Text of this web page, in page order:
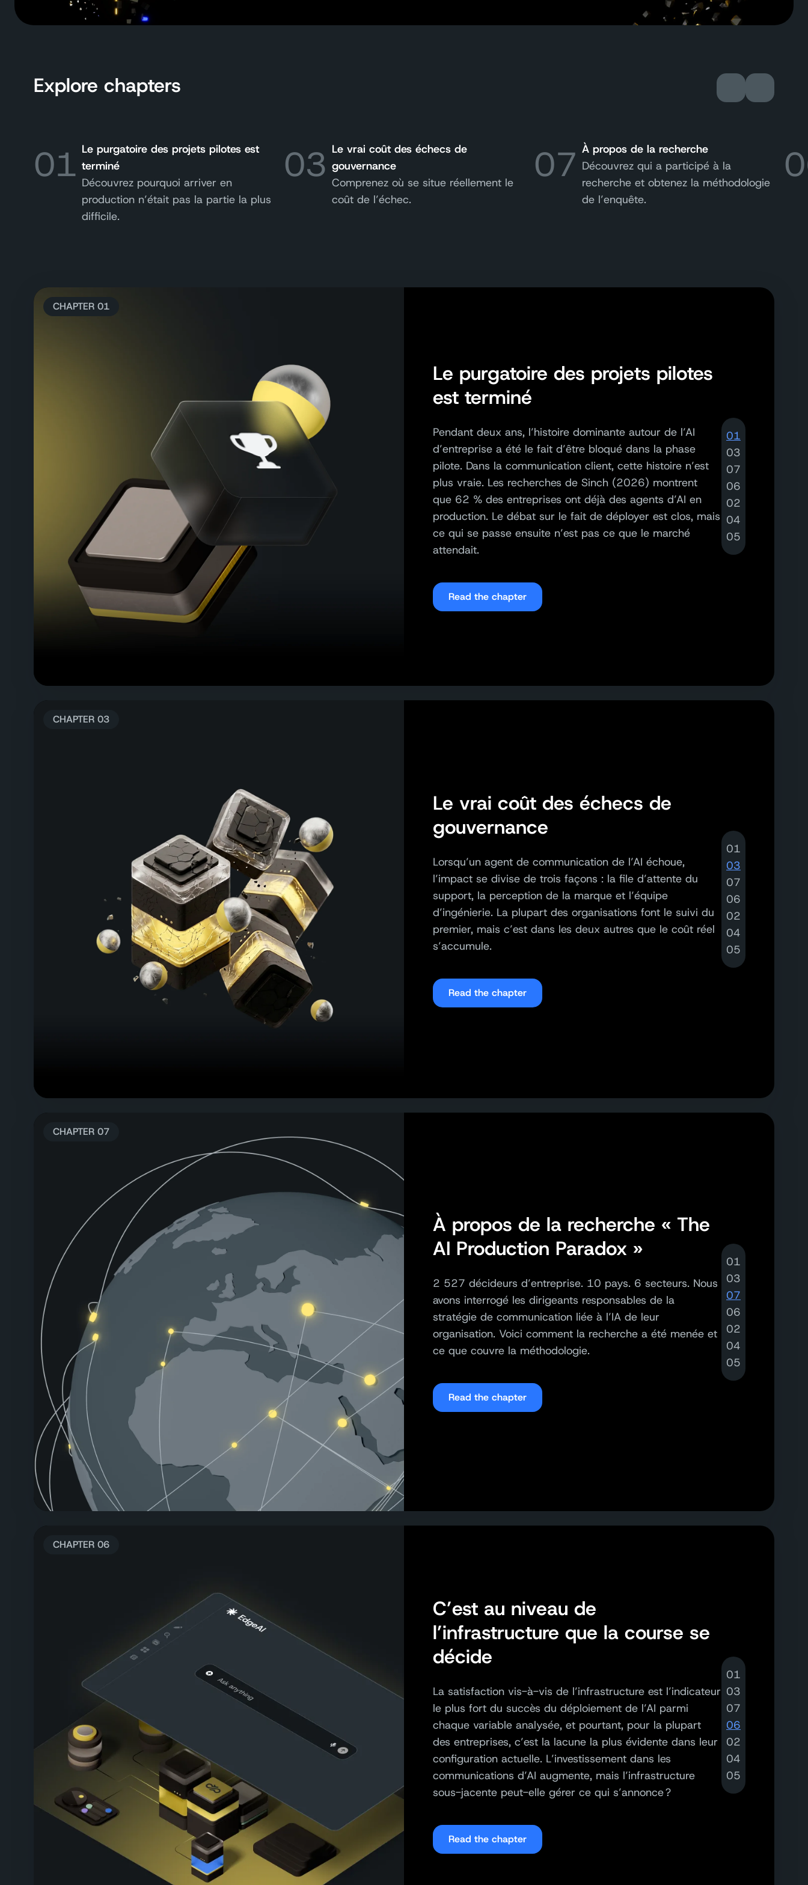
Explore chapters
01 Le purgatoire des projets pilotes est
terminé
Découvrez pourquoi arriver en
production n’était pas la partie la plus
difficile.
03 Le vrai coût des échecs de
gouvernance
Comprenez où se situe réellement le
coût de l’échec.
07 À propos de la recherche
Découvrez qui a participé à la
recherche et obtenez la méthodologie
de l’enquête.
CHAPTER 01
Le purgatoire des projets pilotes
est terminé
Pendant deux ans, l’histoire dominante autour de l’AI
d’entreprise a été le fait d’être bloqué dans la phase
pilote. Dans la communication client, cette histoire n’est
plus vraie. Les recherches de Sinch (2026) montrent
que 62 % des entreprises ont déjà des agents d’AI en
production. Le débat sur le fait de déployer est clos, mais
ce qui se passe ensuite n’est pas ce que le marché
attendait.
Read the chapter
01
03
07
06
02
04
05
CHAPTER 03
Le vrai coût des échecs de
gouvernance
Lorsqu’un agent de communication de l’AI échoue,
l’impact se divise de trois façons : la file d’attente du
support, la perception de la marque et l’équipe
d’ingénierie. La plupart des organisations font le suivi du
premier, mais c’est dans les deux autres que le coût réel
s’accumule.
Read the chapter
01
03
07
06
02
04
05
CHAPTER 07
À propos de la recherche « The
AI Production Paradox »
2 527 décideurs d’entreprise. 10 pays. 6 secteurs. Nous
avons interrogé les dirigeants responsables de la
stratégie de communication liée à l’IA de leur
organisation. Voici comment la recherche a été menée et
ce que couvre la méthodologie.
Read the chapter
01
03
07
06
02
04
05
CHAPTER 06
C’est au niveau de
l’infrastructure que la course se
décide
La satisfaction vis-à-vis de l’infrastructure est l’indicateur
le plus fort du succès du déploiement de l’AI parmi
chaque variable analysée, et pourtant, pour la plupart
des entreprises, c’est la lacune la plus évidente dans leur
configuration actuelle. L’investissement dans les
communications d’AI augmente, mais l’infrastructure
sous-jacente peut-elle gérer ce qui s’annonce ?
Read the chapter
01
03
07
06
02
04
05